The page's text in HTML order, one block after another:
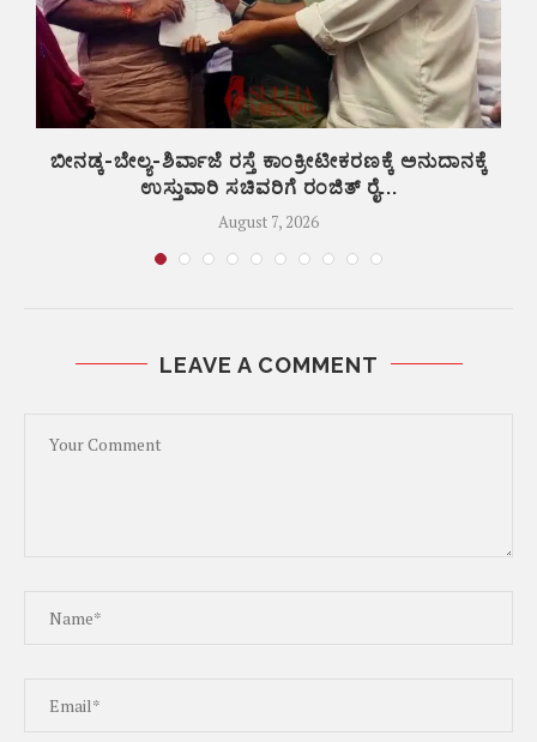
ಬೀನಡ್ಕ-ಬೇಲ್ಯ-ಶಿರ್ವಾಜೆ ರಸ್ತೆ ಕಾಂಕ್ರೀಟೀಕರಣಕ್ಕೆ ಅನುದಾನಕ್ಕೆ
ಉಸ್ತುವಾರಿ ಸಚಿವರಿಗೆ ರಂಜಿತ್ ರೈ...
August 7, 2026
LEAVE A COMMENT